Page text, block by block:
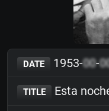
DATE 1953-00-
TITLE Esta